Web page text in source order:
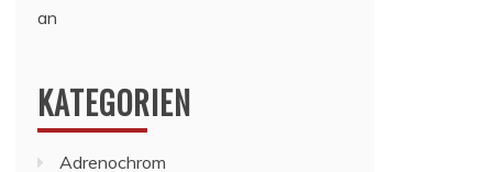
an
KATEGORIEN
Adrenochrom